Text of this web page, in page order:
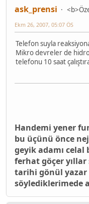
ask_prensi
Ekm 26, 2007, 05:07 ÖS
Telefon suyla
Mikro devreler de
telefonu 10 saat
Handemi yener
bu üçünü önce
geyik adamı
ferhat göçer
tarihi gönül
söylediklerimede